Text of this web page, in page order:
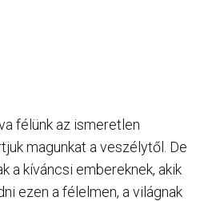
félünk az ismeretlen
magunkat a veszélytől. De
a kíváncsi embereknek, akik
ezen a félelmen, a világnak